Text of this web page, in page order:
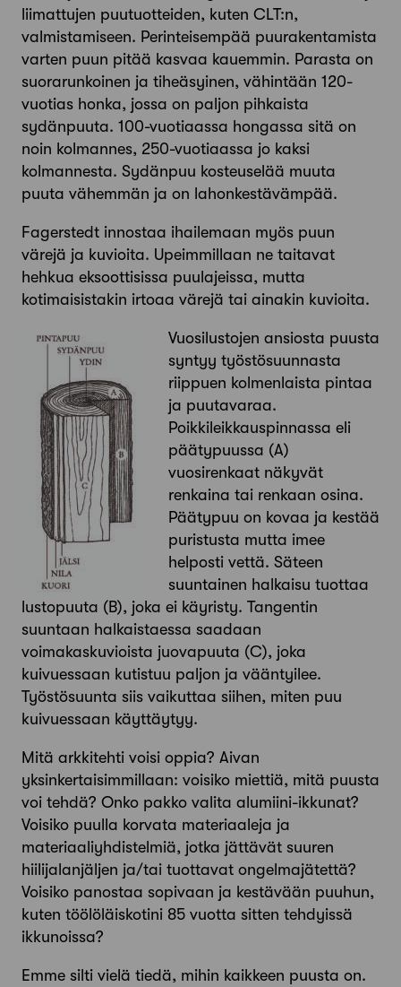
liimattujen puutuotteiden, kuten CLT:n,
valmistamiseen. Perinteisempää puurakentamista
varten puun pitää kasvaa kauemmin. Parasta on
suorarunkoinen ja tiheäsyinen, vähintään 120-
vuotias honka, jossa on paljon pihkaista
sydänpuuta. 100-vuotiaassa hongassa sitä on
noin kolmannes, 250-vuotiaassa jo kaksi
kolmannesta. Sydänpuu kosteuselää muuta
puuta vähemmän ja on lahonkestävämpää.
Fagerstedt innostaa ihailemaan myös puun
värejä ja kuvioita. Upeimmillaan ne taitavat
hehkua eksoottisissa puulajeissa, mutta
kotimaisistakin irtoaa värejä tai ainakin kuvioita.
Vuosilustojen ansiosta puusta
syntyy työstösuunnasta
riippuen kolmenlaista pintaa
ja puutavaraa.
Poikkileikkauspinnassa eli
päätypuussa (A)
vuosirenkaat näkyvät
renkaina tai renkaan osina.
Päätypuu on kovaa ja kestää
puristusta mutta imee
helposti vettä. Säteen
suuntainen halkaisu tuottaa
lustopuuta (B), joka ei käyristy. Tangentin
suuntaan halkaistaessa saadaan
voimakaskuvioista juovapuuta (C), joka
kuivuessaan kutistuu paljon ja vääntyilee.
Työstösuunta siis vaikuttaa siihen, miten puu
kuivuessaan käyttäytyy.
Mitä arkkitehti voisi oppia? Aivan
yksinkertaisimmillaan: voisiko miettiä, mitä puusta
voi tehdä? Onko pakko valita alumiini-ikkunat?
Voisiko puulla korvata materiaaleja ja
materiaaliyhdistelmiä, jotka jättävät suuren
hiilijalanjäljen ja/tai tuottavat ongelmajätettä?
Voisiko panostaa sopivaan ja kestävään puuhun,
kuten töölöläiskotini 85 vuotta sitten tehdyissä
ikkunoissa?
Emme silti vielä tiedä, mihin kaikkeen puusta on.